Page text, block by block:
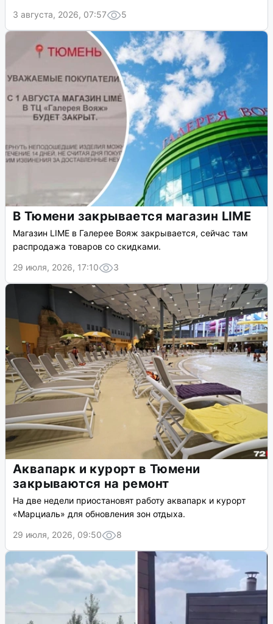
3 августа, 2026, 07:57
5
В Тюмени закрывается магазин LIME
Магазин LIME в Галерее Вояж закрывается, сейчас там
распродажа товаров со скидками.
29 июля, 2026, 17:10
3
Аквапарк и курорт в Тюмени
закрываются на ремонт
На две недели приостановят работу аквапарк и курорт
«Марциаль» для обновления зон отдыха.
29 июля, 2026, 09:50
8